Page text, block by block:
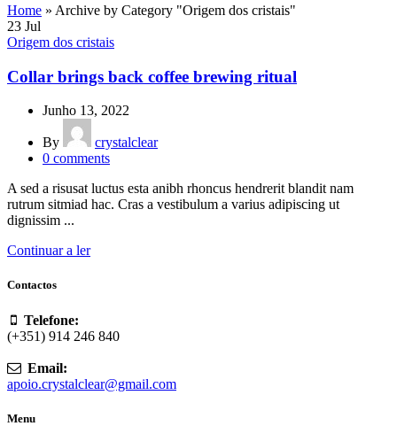
Home » Archive by Category "Origem dos cristais"
23 Jul
Origem dos cristais
Collar brings back coffee brewing ritual
Junho 13, 2022
By
crystalclear
0 comments
A sed a risusat luctus esta anibh rhoncus hendrerit blandit nam
rutrum sitmiad hac. Cras a vestibulum a varius adipiscing ut
dignissim ...
Continuar a ler
Contactos
Telefone:
(+351) 914 246 840
Email:
apoio.crystalclear@gmail.com
Menu